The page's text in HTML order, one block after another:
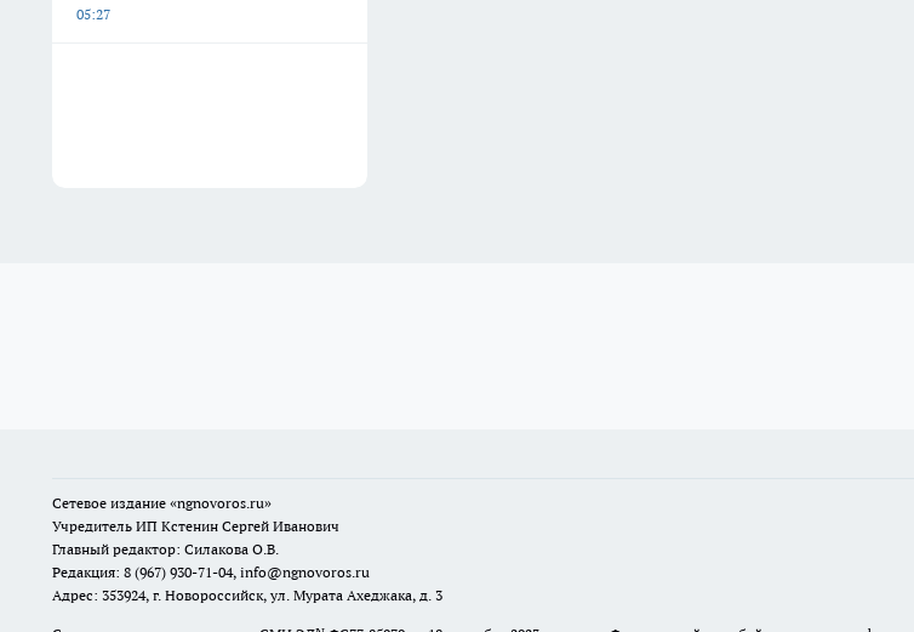
05:27
Сетевое издание «ngnovoros.ru»
Учредитель ИП Кстенин Сергей Иванович
Главный редактор: Силакова О.В.
Редакция: 8 (967) 930-71-04, info@ngnovoros.ru
Адрес: 353924, г. Новороссийск, ул. Мурата Ахеджака, д. 3